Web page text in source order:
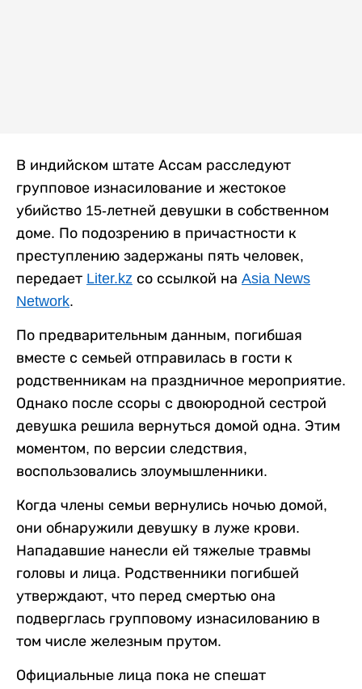
В индийском штате Ассам расследуют
групповое изнасилование и жестокое
убийство 15-летней девушки в собственном
доме. По подозрению в причастности к
преступлению задержаны пять человек,
передает Liter.kz со ссылкой на Asia News
Network.
По предварительным данным, погибшая
вместе с семьей отправилась в гости к
родственникам на праздничное мероприятие.
Однако после ссоры с двоюродной сестрой
девушка решила вернуться домой одна. Этим
моментом, по версии следствия,
воспользовались злоумышленники.
Когда члены семьи вернулись ночью домой,
они обнаружили девушку в луже крови.
Нападавшие нанесли ей тяжелые травмы
головы и лица. Родственники погибшей
утверждают, что перед смертью она
подверглась групповому изнасилованию в
том числе железным прутом.
Официальные лица пока не спешат